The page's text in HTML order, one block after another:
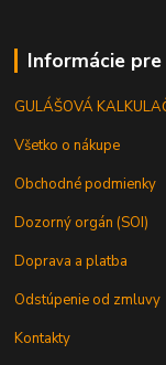
Informácie
GULÁŠOVÁ
Všetko o nákupe
Obchodné podmienky
Dozorný orgán (SOI)
Doprava a platba
Odstúpenie od zmluvy
Kontakty